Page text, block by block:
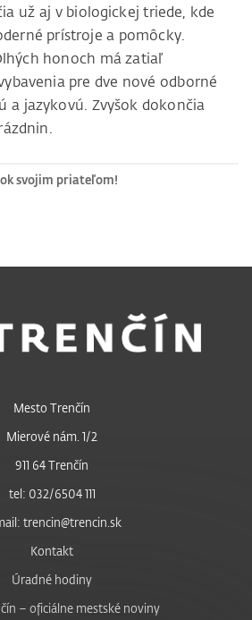
už aj v biologickej triede, kde
prístroje a pomôcky.
honoch má zatiaľ
pre dve nové odborné
a jazykovú. Zvyšok dokončia
svojim priateľom!
Mesto Trenčín
Mierové nám. 1/2
911 64 Trenčín
tel: 032/6504 111
trencin@trencin.sk
Kontakt
Úradné hodiny
– oficiálne mestské noviny